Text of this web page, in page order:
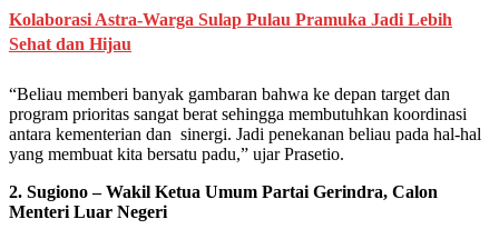
Kolaborasi Astra-Warga Sulap Pulau Pramuka Jadi Lebih
Sehat dan Hijau
“Beliau memberi banyak gambaran bahwa ke depan target dan
program prioritas sangat berat sehingga membutuhkan koordinasi
antara kementerian dan sinergi. Jadi penekanan beliau pada hal-hal
yang membuat kita bersatu padu,” ujar Prasetio.
2. Sugiono – Wakil Ketua Umum Partai Gerindra, Calon
Menteri Luar Negeri